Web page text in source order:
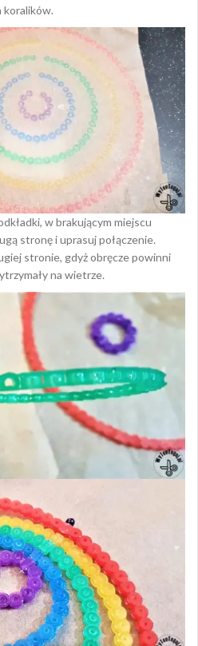
koralików.
w brakującym miejscu
stronę i uprasuj połączenie.
stronie, gdyż obręcze powinni
na wietrze.